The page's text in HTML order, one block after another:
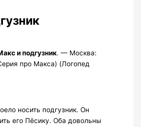
и подгузник. — Москва:
про Макса) (Логопед
носить подгузник. Он
его Пёсику. Оба довольны